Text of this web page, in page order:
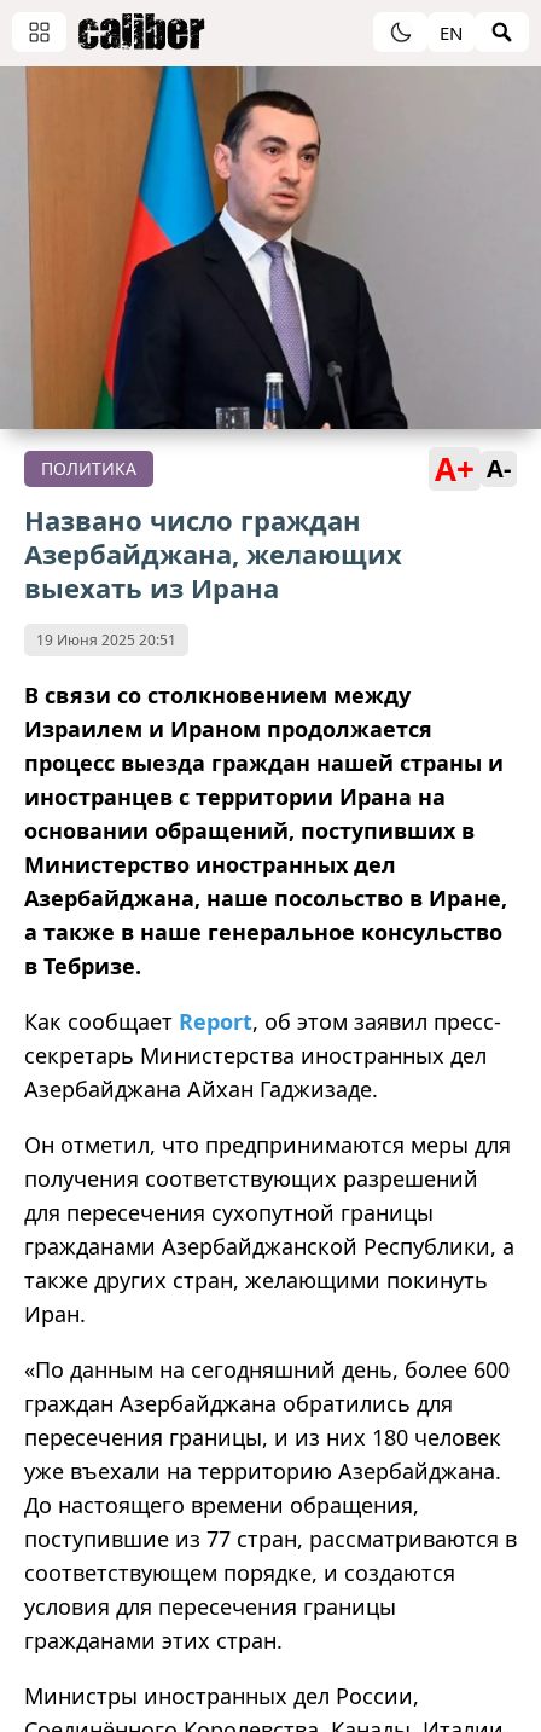
EN
ПОЛИТИКА A+ A-
Названо число граждан
Азербайджана, желающих
выехать из Ирана
19 Июня 2025 20:51
В связи со столкновением между
Израилем и Ираном продолжается
процесс выезда граждан нашей страны и
иностранцев с территории Ирана на
основании обращений, поступивших в
Министерство иностранных дел
Азербайджана, наше посольство в Иране,
а также в наше генеральное консульство
в Тебризе.
Как сообщает Report, об этом заявил пресс-
секретарь Министерства иностранных дел
Азербайджана Айхан Гаджизаде.
Он отметил, что предпринимаются меры для
получения соответствующих разрешений
для пересечения сухопутной границы
гражданами Азербайджанской Республики, а
также других стран, желающими покинуть
Иран.
«По данным на сегодняшний день, более 600
граждан Азербайджана обратились для
пересечения границы, и из них 180 человек
уже въехали на территорию Азербайджана.
До настоящего времени обращения,
поступившие из 77 стран, рассматриваются в
соответствующем порядке, и создаются
условия для пересечения границы
гражданами этих стран.
Министры иностранных дел России,